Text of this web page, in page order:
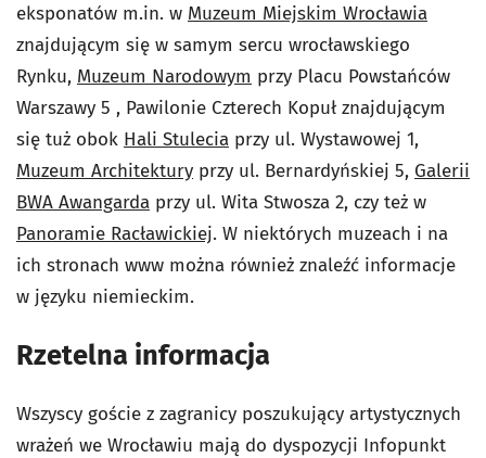
eksponatów m.in. w Muzeum Miejskim Wrocławia
znajdującym się w samym sercu wrocławskiego
Rynku, Muzeum Narodowym przy Placu Powstańców
Warszawy 5 , Pawilonie Czterech Kopuł znajdującym
się tuż obok Hali Stulecia przy ul. Wystawowej 1,
Muzeum Architektury przy ul. Bernardyńskiej 5, Galerii
BWA Awangarda przy ul. Wita Stwosza 2, czy też w
Panoramie Racławickiej. W niektórych muzeach i na
ich stronach www można również znaleźć informacje
w języku niemieckim.
Rzetelna informacja
Wszyscy goście z zagranicy poszukujący artystycznych
wrażeń we Wrocławiu mają do dyspozycji Infopunkt